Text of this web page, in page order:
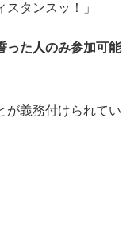
タンスッ！」
った人のみ参加可能
が義務付けられてい